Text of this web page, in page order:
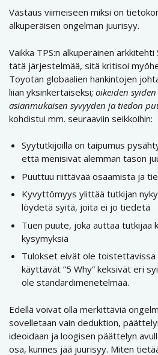
Vastaus viimeiseen miksi on
alkuperäisen ongelman juurisyy.
Vaikka TPS:n alkuperäinen
tätä järjestelmää, sitä kritisoi
Toyotan globaalien hankintojen
liian yksinkertaiseksi; oikeiden
asianmukaisen syvyyden ja tiedon
kohdistui mm. seuraaviin seikkoihin:
Syytutkijoilla on taipumus
että menisivät alemman tason
Puuttuu riittävää osaamista ja
Kyvyttömyys ylittää tutkijan
löydetä syitä, joita ei jo tiedetä
Tuen puute, joka auttaa tutkijaa
kysymyksiä
Tulokset eivät ole toistettavissa
käyttävät ”5 Why” keksivät eri
ole standardimenetelmää.
Edellä voivat olla merkittäviä
sovelletaan vain deduktion,
ideoidaan ja loogisen päättelyn
osa, kunnes jää juurisyy. Miten